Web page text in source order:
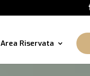
Area Riservata